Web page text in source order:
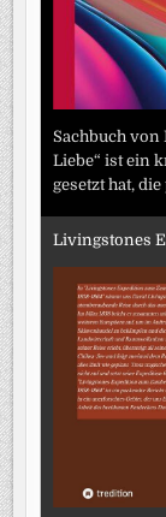
Sachbuch von
Liebe“ ist ein
gesetzt hat,
Livingstones